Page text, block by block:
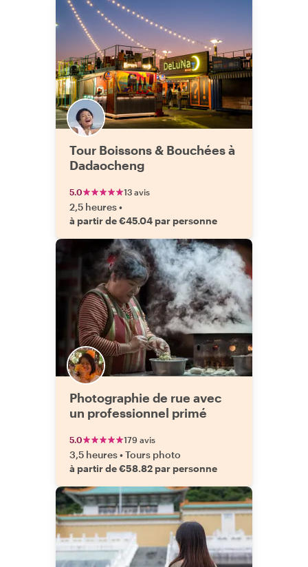
Tour Boissons & Bouchées à
Dadaocheng
5.0 13 avis
2,5 heures•
à partir de €45.04 par personne
Photographie de rue avec
un professionnel primé
5.0 179 avis
3,5 heures•Tours photo
à partir de €58.82 par personne